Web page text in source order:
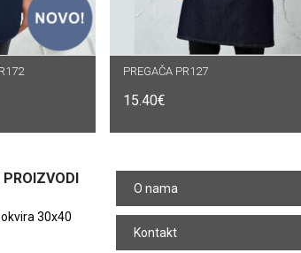
PREGAČA PR127
15.40€
ODABERI OPCIJE
30x40
O nama
Kontakt